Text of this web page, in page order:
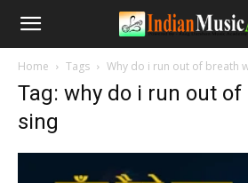
Home Tags Why do i run out of breath
Tag: why do i run out
sing